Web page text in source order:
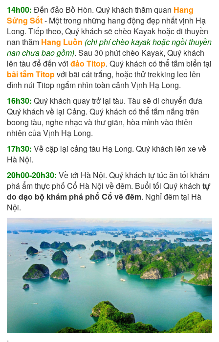
14h00: Đến đảo Bồ Hòn. Quý khách thăm quan Hang
Sửng Sốt- Một trong những hang động đẹp nhất vịnh Hạ
Long. Tiếp theo, Quý khách sẽ chèo Kayak hoặc đi thuyền
nan thăm Hang Luồn (chi phí chèo kayak hoặc ngồi thuyền
nan chưa bao gồm). Sau 30 phút chèo Kayak, Quý khách
lên tàu để đến với đảo Titop. Quý khách có thể tắm biển tại
bãi tắm Titopvới bãi cát trắng, hoặc thử trekking leo lên
đỉnh núi Titop ngắm nhìn toàn cảnh Vịnh Hạ Long.
16h30: Quý khách quay trở lại tàu. Tàu sẽ di chuyển đưa
Quý khách về lại Cảng. Quý khách có thể tắm nắng trên
boong tàu, nghe nhạc và thư giãn, hòa mình vào thiên
nhiên của Vịnh Hạ Long.
17h30: Về cập lại cảng tàu Hạ Long. Quý khách lên xe về
Hà Nội.
20h00-20h30: Về tới Hà Nội. Quý khách tự túc ăn tối khám
phá ẩm thực phố Cổ Hà Nội về đêm. Buổi tối Quý khách tự
do dạo bộ khám phá phố Cổ về đêm. Nghỉ đêm tại Hà
Nội.
.